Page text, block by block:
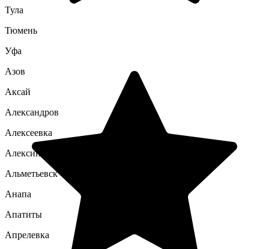
Тула
Тюмень
Уфа
Азов
Аксай
Александров
Алексеевка
Алексин
Альметьевск
Анапа
Апатиты
Апрелевка